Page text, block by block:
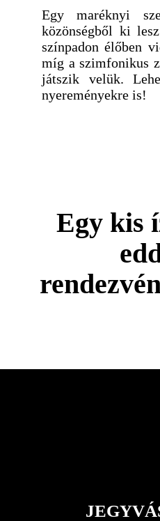
Egy maréknyi
közönségből ki
színpadon élőben
míg a szimfonikus
játszik velük.
nyereményekre is!
Egy kis